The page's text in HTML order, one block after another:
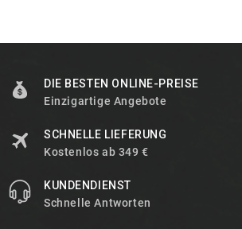
DIE BESTEN ONLINE-PREISE
Einzigartige Angebote
SCHNELLE LIEFERUNG
Kostenlos ab 349 €
KUNDENDIENST
Schnelle Antworten